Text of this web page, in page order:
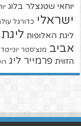
יוחאי שטנצלר בלוג
ישראלי כדורגל
ליגת האלופות
אביב מנצ'סטר יונייטד
הזווית פרמייר ליג